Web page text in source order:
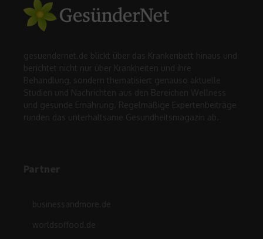
gesuendernet.de blickt über das Krankenbett hinaus und
berichtet nicht nur über Krankheiten und ihre
Behandlung, sondern thematisiert genauso aktuelle
Studien und Nachrichten aus den Bereichen Wellness
und gesunde Ernährung. Regelmäßige Expertenbeiträge
runden das unterhaltsame Gesundheitsmagazin ab.
Partner
businessandmore.de
worldsoffood.de